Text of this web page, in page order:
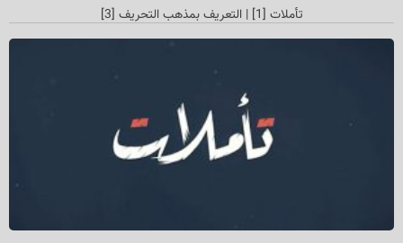
تأملات [1] | التعريف بمذهب التحريف [3]